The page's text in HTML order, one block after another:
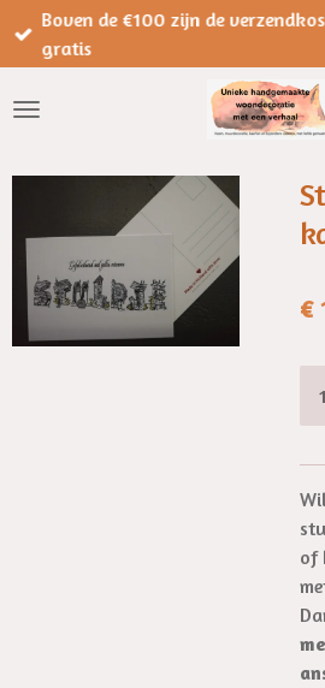
Ga
direct
de
Boven de €100 zijn de
gratis
€
of